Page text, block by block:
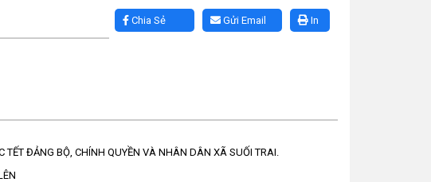
In
Gửi Email
Chia Sẻ
ĐẢNG BỘ, CHÍNH QUYỀN VÀ NHÂN DÂN XÃ SUỐI TRAI.